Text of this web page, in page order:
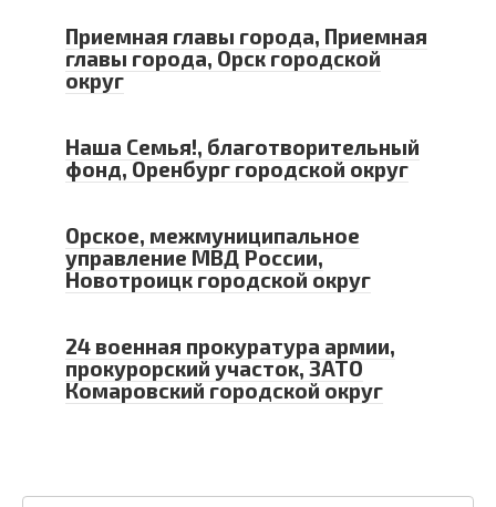
Приемная главы города, Приемная
главы города, Орск городской
округ
Наша Семья!, благотворительный
фонд, Оренбург городской округ
Орское, межмуниципальное
управление МВД России,
Новотроицк городской округ
24 военная прокуратура армии,
прокурорский участок, ЗАТО
Комаровский городской округ